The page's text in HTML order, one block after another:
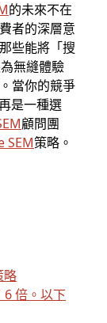
的未來不在
者的深層意
些能將「搜
無縫體驗
當你的競爭
是一種選
顧問團
SEM策略。
略
6 倍。以下